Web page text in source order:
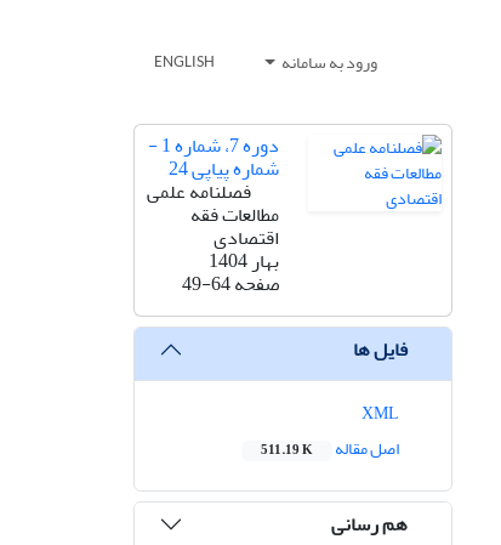
ورود به سامانه ENGLISH
دوره 7، شماره 1 -
شماره پیاپی 24
فصلنامه علمی
مطالعات فقه
اقتصادی
بهار 1404
صفحه49-64
فایل ها
اصل مقاله
511.19 K
هم رسانی